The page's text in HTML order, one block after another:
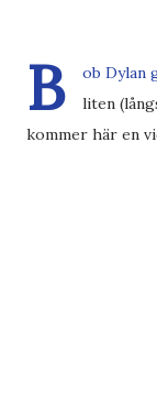
B
ob Dylan
liten
kommer här en